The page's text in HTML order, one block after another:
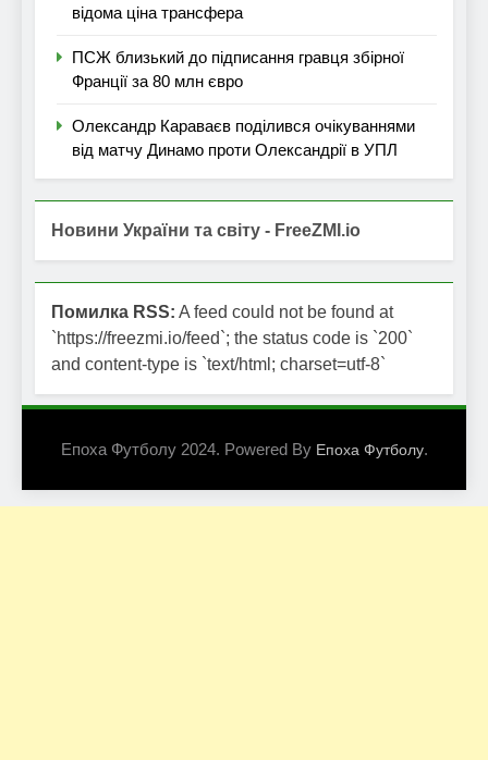
відома ціна трансфера
ПСЖ близький до підписання гравця збірної
Франції за 80 млн євро
Олександр Караваєв поділився очікуваннями
від матчу Динамо проти Олександрії в УПЛ
Новини України та світу - FreeZMI.io
Помилка RSS: A feed could not be found at
`https://freezmi.io/feed`; the status code is `200`
and content-type is `text/html; charset=utf-8`
Епоха Футболу 2024. Powered By Епоха Футболу.